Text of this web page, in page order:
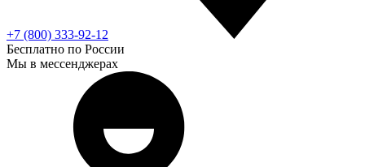
+7 (800) 333-92-12
Бесплатно по России
Мы в мессенджерах